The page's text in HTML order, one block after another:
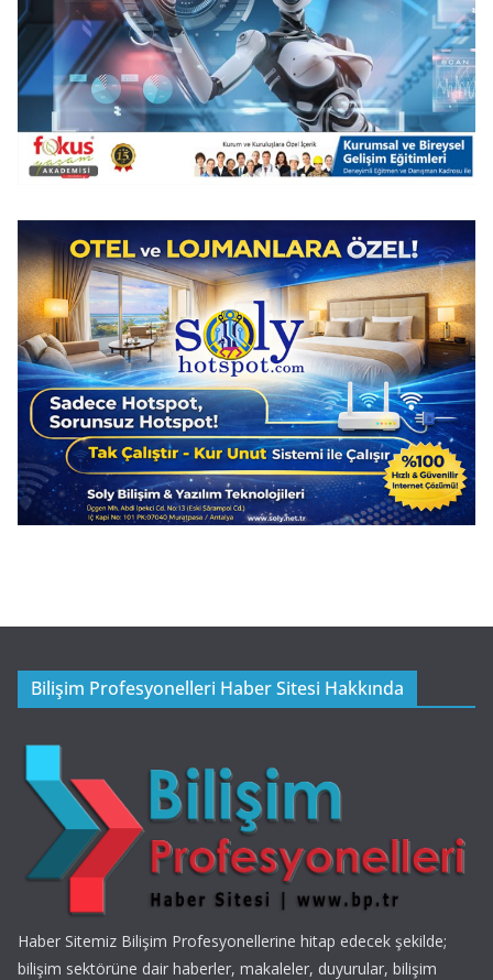
Bilişim Profesyonelleri Haber Sitesi Hakkında
Haber Sitemiz Bilişim Profesyonellerine hitap edecek şekilde;
bilişim sektörüne dair haberler, makaleler, duyurular, bilişim